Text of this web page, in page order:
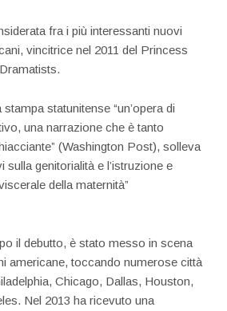
fra i più interessanti nuovi
vincitrice nel 2011 del Princess
statunitense “un’opera di
una narrazione che è tanto
(Washington Post), solleva
sulla genitorialità e l’istruzione e
della maternità”
il debutto, è stato messo in scena
americane, toccando numerose città
Chicago, Dallas, Houston,
Nel 2013 ha ricevuto una